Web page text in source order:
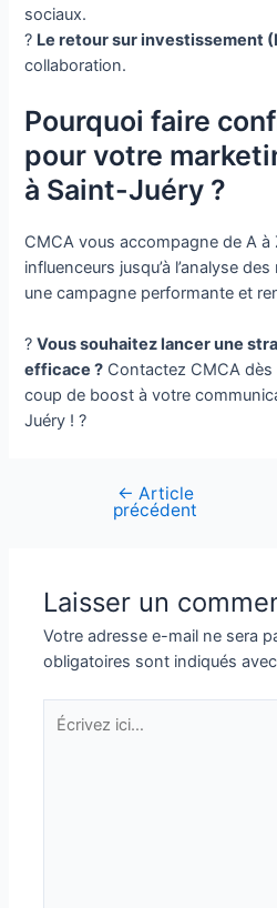
sociaux.
? Le retour sur investissement
collaboration.
Pourquoi faire
pour votre
à Saint-Juéry ?
CMCA vous accompagne de A à
influenceurs jusqu’à l’analyse
une campagne performante et
?Vous souhaitez lancer une
efficace ? Contactez CMCA dès
coup de boost à votre
Juéry ! ?
Navigation
← Article
précédent
Laisser un
Votre adresse e-mail ne sera
obligatoires sont indiqués avec
Écrivez
ici…